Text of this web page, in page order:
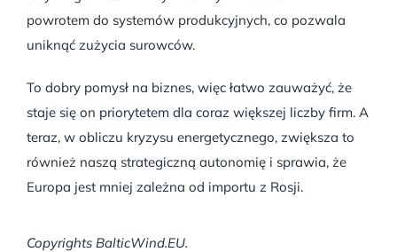
powrotem do systemów produkcyjnych, co pozwala
uniknąć zużycia surowców.
To dobry pomysł na biznes, więc łatwo zauważyć, że
staje się on priorytetem dla coraz większej liczby firm. A
teraz, w obliczu kryzysu energetycznego, zwiększa to
również naszą strategiczną autonomię i sprawia, że
Europa jest mniej zależna od importu z Rosji.
Copyrights BalticWind.EU.